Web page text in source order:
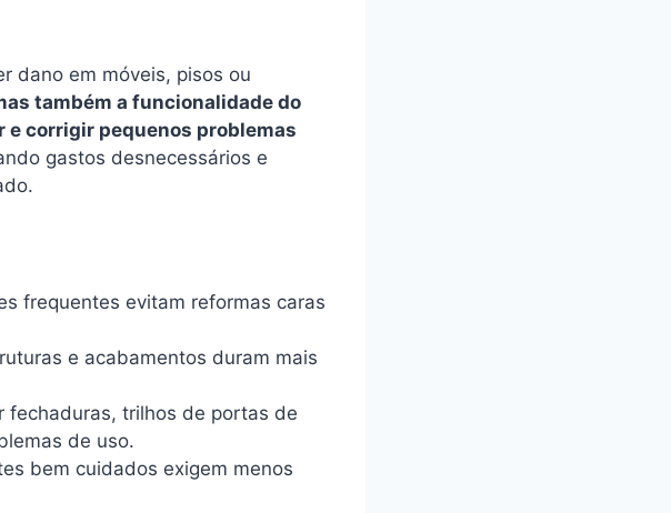
dano em móveis, pisos ou
também a funcionalidade do
e corrigir pequenos problemas
gastos desnecessários e
frequentes evitam reformas caras
e acabamentos duram mais
fechaduras, trilhos de portas de
de uso.
bem cuidados exigem menos